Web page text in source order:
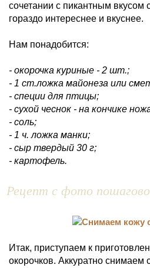
сочетании с пикантным вкусом
гораздо интереснее и вкуснее.
Нам понадобится:
- окорочка куриные - 2 шт.;
- 1 ст.ложка майонеза или
- специи для птицы;
- сухой чеснок - на кончике
- соль;
- 1 ч. ложка манки;
- сыр твердый 30 г;
- картофель.
Рецепт с фото
Итак, приступаем к
окорочков. Аккуратно снимаем